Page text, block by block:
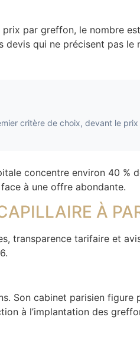
par greffon, le nombre
qui ne précisent pas le
critère de choix, devant le
concentre environ 40 %
à une offre abondante.
À
transparence tarifaire et
Son cabinet parisien figure
à l’implantation des